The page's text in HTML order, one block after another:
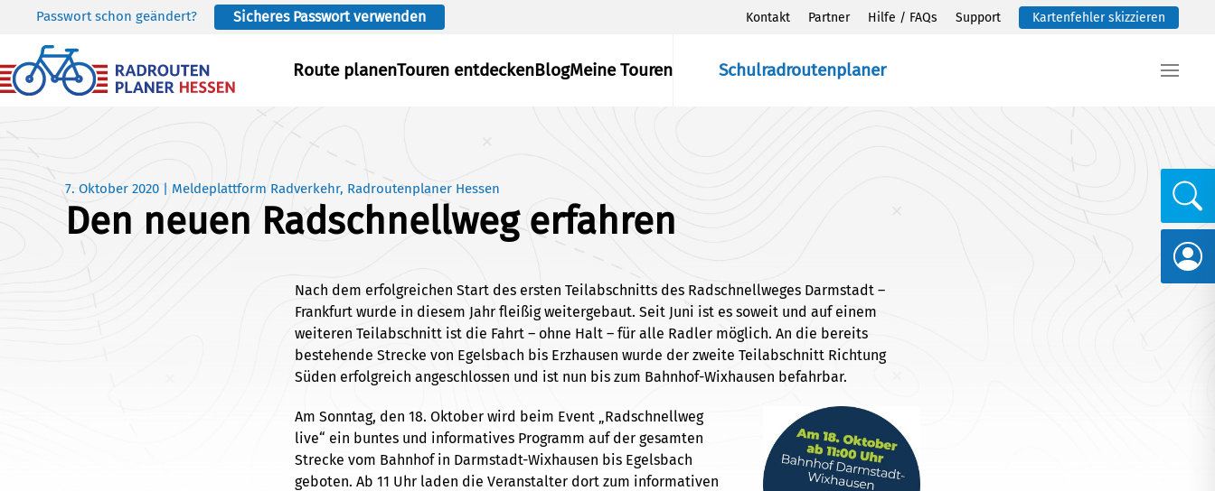
Skip to main content
Passwort schon geändert? Sicheres Passwort verwenden Kontakt Partner Hilfe / FAQs Support Kartenfehler skizzieren
Route planenTouren entdeckenBlogMeine Touren Schulradroutenplaner
7. Oktober 2020 | Meldeplattform Radverkehr, Radroutenplaner Hessen
Den neuen Radschnellweg erfahren
Nach dem erfolgreichen Start des ersten Teilabschnitts des Radschnellweges Darmstadt –
Frankfurt wurde in diesem Jahr fleißig weitergebaut. Seit Juni ist es soweit und auf einem
weiteren Teilabschnitt ist die Fahrt – ohne Halt – für alle Radler möglich. An die bereits
bestehende Strecke von Egelsbach bis Erzhausen wurde der zweite Teilabschnitt Richtung
Süden erfolgreich angeschlossen und ist nun bis zum Bahnhof-Wixhausen befahrbar.
Am Sonntag, den 18. Oktober wird beim Event „Radschnellweg
live“ ein buntes und informatives Programm auf der gesamten
Strecke vom Bahnhof in Darmstadt-Wixhausen bis Egelsbach
geboten. Ab 11 Uhr laden die Veranstalter dort zum informativen